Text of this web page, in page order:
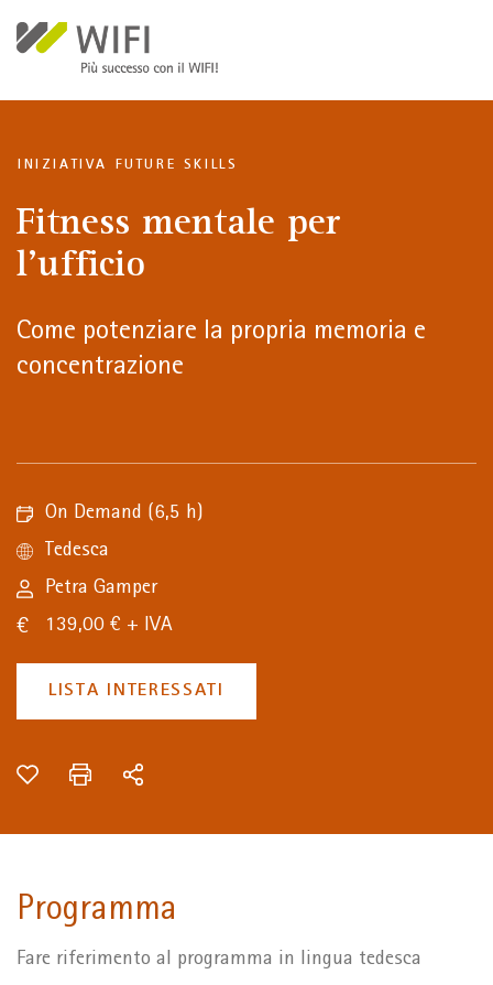
INIZIATIVA FUTURE SKILLS
Fitness mentale per
l'ufficio
Come potenziare la propria memoria e
concentrazione
On Demand (6,5 h)
Tedesca
Petra Gamper
139,00 € + IVA
LISTA INTERESSATI
Programma
Fare riferimento al programma in lingua tedesca